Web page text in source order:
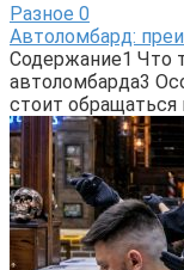
Разное 0
Автоломбард:
Содержание1 Что
автоломбарда3
стоит